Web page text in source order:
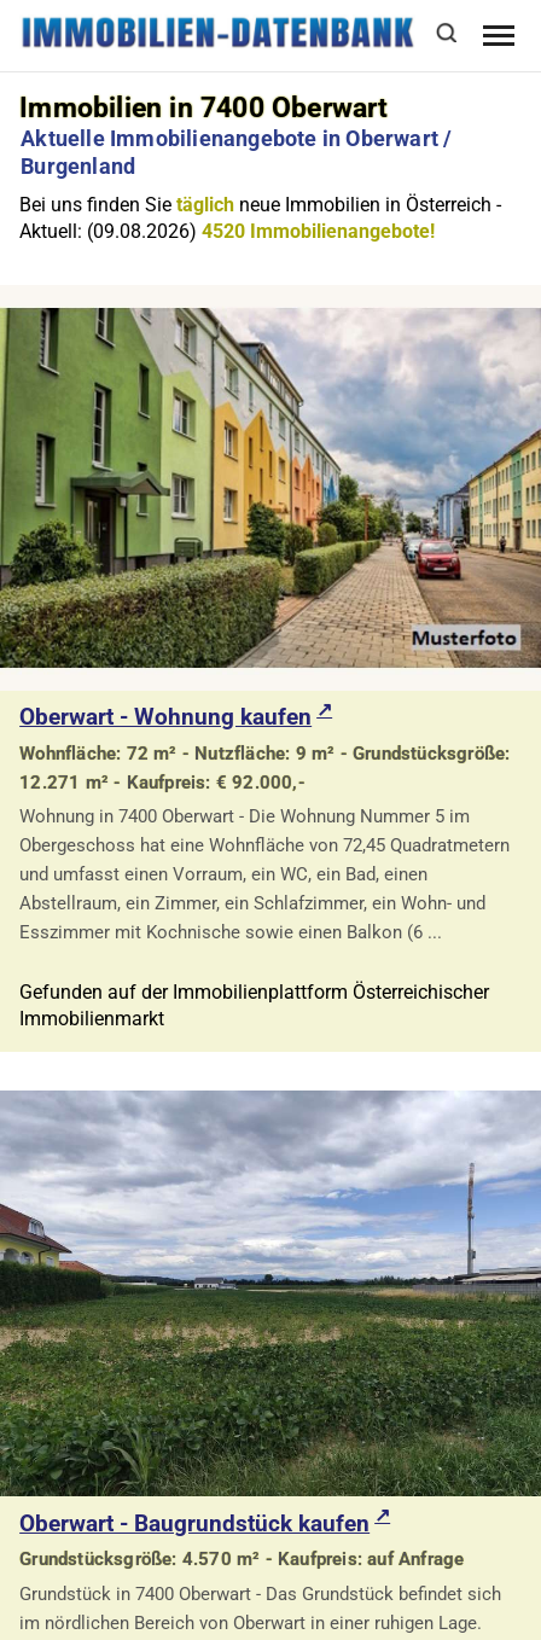
Immobilien in 7400 Oberwart
Aktuelle Immobilienangebote in Oberwart /
Burgenland
Bei uns finden Sietäglich neue Immobilien in Österreich -
Aktuell: (09.08.2026)4520 Immobilienangebote!
Oberwart - Wohnung kaufen
Wohnfläche: 72 m² - Nutzfläche: 9 m² - Grundstücksgröße:
12.271 m² - Kaufpreis: € 92.000,-
Wohnung in 7400 Oberwart - Die Wohnung Nummer 5 im
Obergeschoss hat eine Wohnfläche von 72,45 Quadratmetern
und umfasst einen Vorraum, ein WC, ein Bad, einen
Abstellraum, ein Zimmer, ein Schlafzimmer, ein Wohn- und
Esszimmer mit Kochnische sowie einen Balkon (6 ...
Gefunden auf der Immobilienplattform Österreichischer
Immobilienmarkt
Oberwart - Baugrundstück kaufen
Grundstücksgröße: 4.570 m² - Kaufpreis: auf Anfrage
Grundstück in 7400 Oberwart - Das Grundstück befindet sich
im nördlichen Bereich von Oberwart in einer ruhigen Lage.